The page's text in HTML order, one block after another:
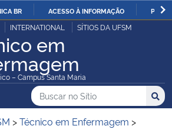
IR
PARA
O
CONTEÚDO
BR ACESSO À INFORMAÇÃO
Pública
INTERNATIONAL SÍTIOS DA UFSM
em
– Campus Santa Maria
do Sítio
Busca
Buscar no no Sítio
Busca:
>Técnico em Enfermagem >